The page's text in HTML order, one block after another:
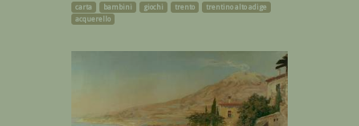
carta bambini giochi trento
trentino alto adige
acquerello